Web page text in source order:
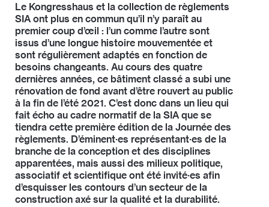
Le Kongresshaus et la collection de règlements
SIA ont plus en commun qu’il n’y paraît au
premier coup d’œil : l’un comme l’autre sont
issus d’une longue histoire mouvementée et
sont régulièrement adaptés en fonction de
besoins changeants. Au cours des quatre
dernières années, ce bâtiment classé a subi une
rénovation de fond avant d’être rouvert au public
à la fin de l’été 2021. C’est donc dans un lieu qui
fait écho au cadre normatif de la SIA que se
tiendra cette première édition de la Journée des
règlements. D’éminent·es représentant·es de la
branche de la conception et des disciplines
apparentées, mais aussi des milieux politique,
associatif et scientifique ont été invité·es afin
d’esquisser les contours d’un secteur de la
construction axé sur la qualité et la durabilité.